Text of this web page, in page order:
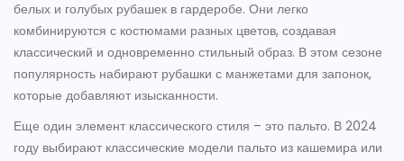
белых и голубых рубашек в гардеробе. Они легко
комбинируются с костюмами разных цветов, создавая
классический и одновременно стильный образ. В этом сезоне
популярность набирают рубашки с манжетами для запонок,
которые добавляют изысканности.
Еще один элемент классического стиля – это пальто. В 2024
году выбирают классические модели пальто из кашемира или